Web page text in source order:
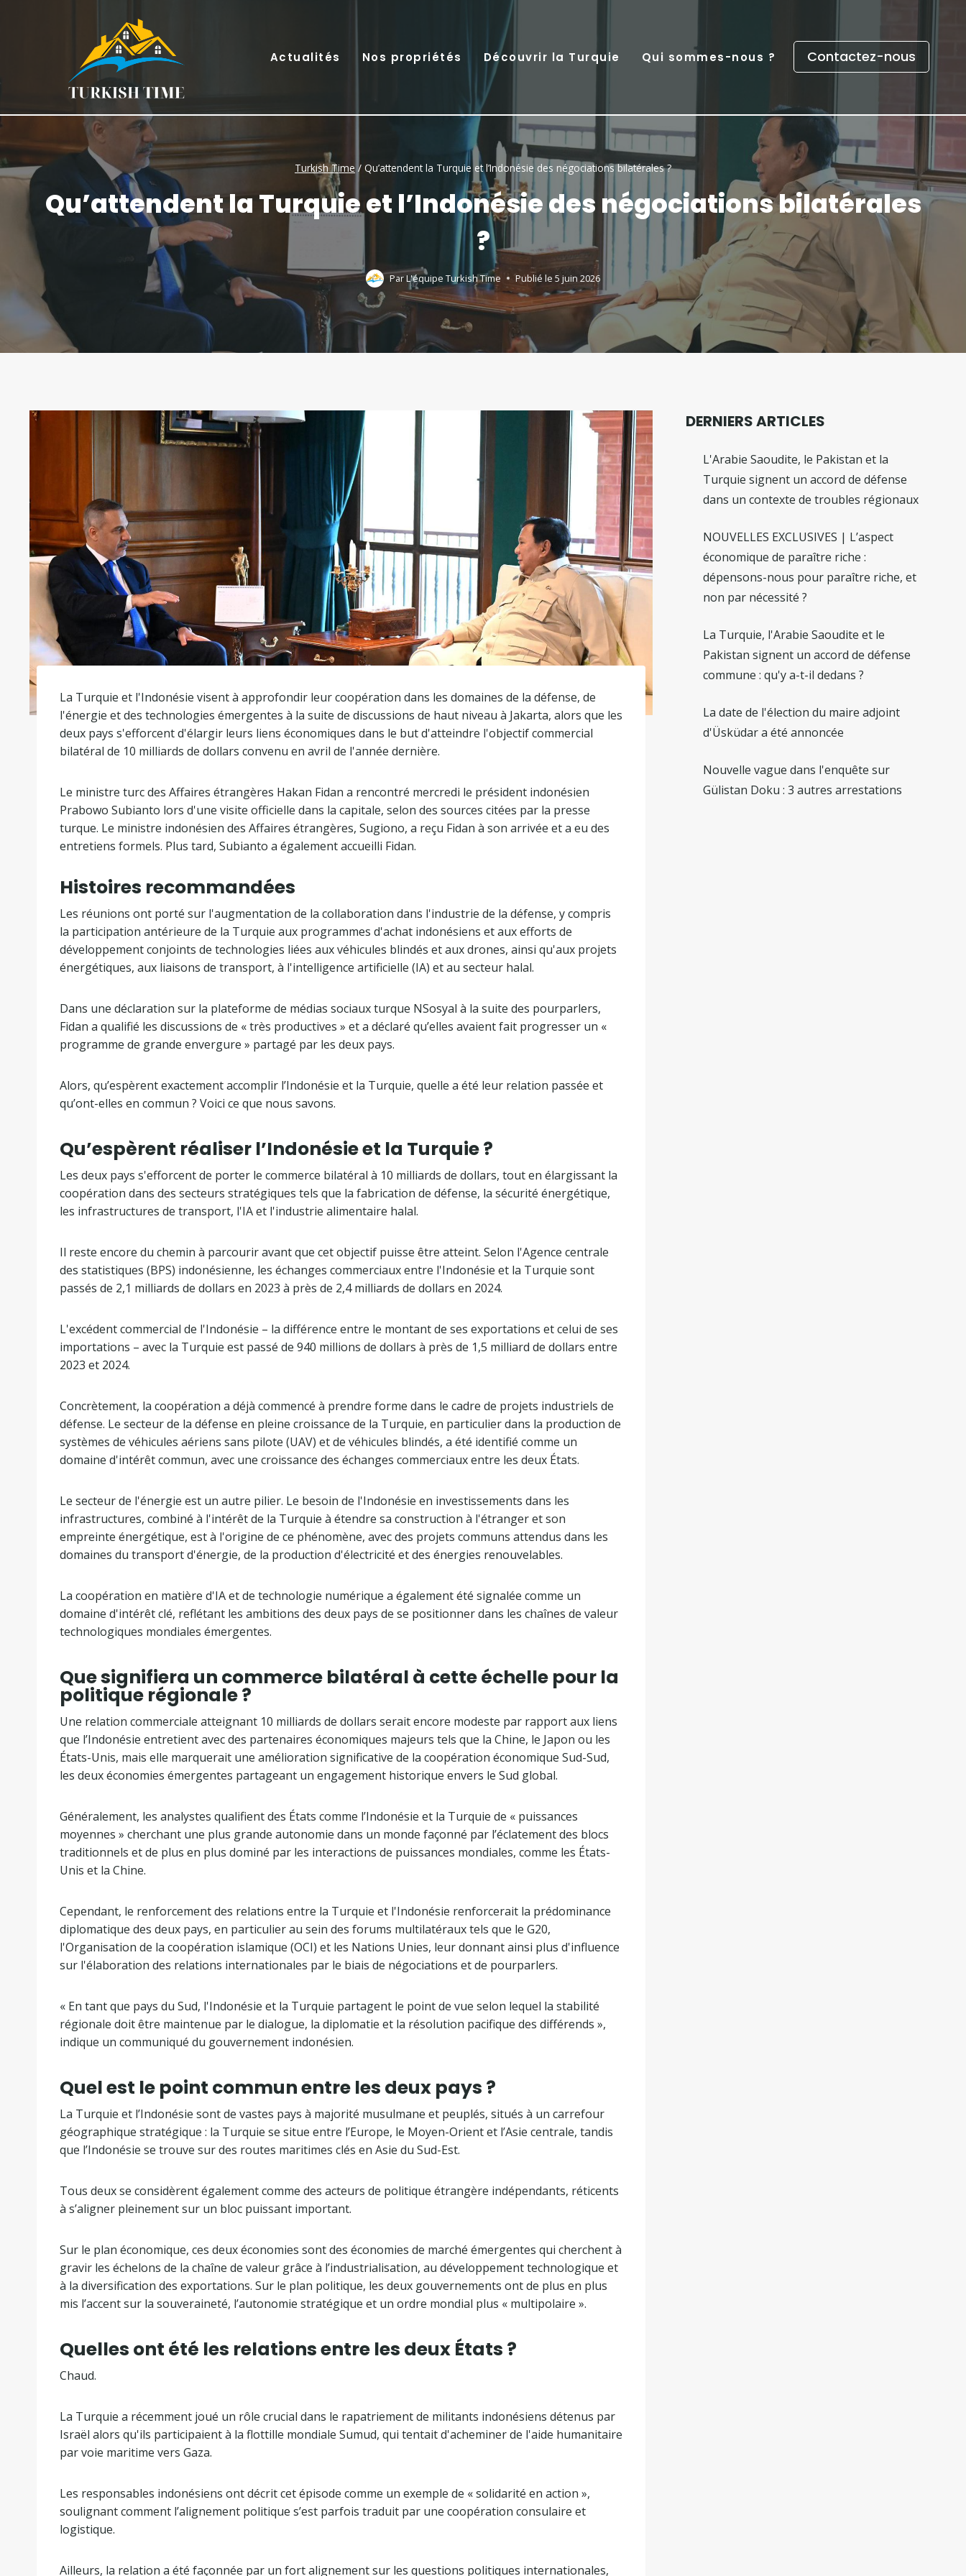
Actualités Nos propriétés Découvrir la Turquie Qui sommes-nous ? Contactez-nous
Turkish Time / Qu’attendent la Turquie et l’Indonésie des négociations bilatérales ?
Qu’attendent la Turquie et l’Indonésie des négociations bilatérales
?
ParL'équipe Turkish Time Publié le 5 juin 2026
La Turquie et l'Indonésie visent à approfondir leur coopération dans les domaines de la défense, de
l'énergie et des technologies émergentes à la suite de discussions de haut niveau à Jakarta, alors que les
deux pays s'efforcent d'élargir leurs liens économiques dans le but d'atteindre l'objectif commercial
bilatéral de 10 milliards de dollars convenu en avril de l'année dernière.
Le ministre turc des Affaires étrangères Hakan Fidan a rencontré mercredi le président indonésien
Prabowo Subianto lors d'une visite officielle dans la capitale, selon des sources citées par la presse
turque. Le ministre indonésien des Affaires étrangères, Sugiono, a reçu Fidan à son arrivée et a eu des
entretiens formels. Plus tard, Subianto a également accueilli Fidan.
Histoires recommandées
l
i
s
t
d
e
4
é
é
m
n
s
f
i
n
d
l
i
s
t
Les réunions ont porté sur l'augmentation de la collaboration dans l'industrie de la défense, y compris
la participation antérieure de la Turquie aux programmes d'achat indonésiens et aux efforts de
développement conjoints de technologies liées aux véhicules blindés et aux drones, ainsi qu'aux projets
énergétiques, aux liaisons de transport, à l'intelligence artificielle (IA) et au secteur halal.
Dans une déclaration sur la plateforme de médias sociaux turque NSosyal à la suite des pourparlers,
Fidan a qualifié les discussions de « très productives » et a déclaré qu’elles avaient fait progresser un «
programme de grande envergure » partagé par les deux pays.
Alors, qu’espèrent exactement accomplir l’Indonésie et la Turquie, quelle a été leur relation passée et
qu’ont-elles en commun ? Voici ce que nous savons.
Qu’espèrent réaliser l’Indonésie et la Turquie ?
Les deux pays s'efforcent de porter le commerce bilatéral à 10 milliards de dollars, tout en élargissant la
coopération dans des secteurs stratégiques tels que la fabrication de défense, la sécurité énergétique,
les infrastructures de transport, l'IA et l'industrie alimentaire halal.
Il reste encore du chemin à parcourir avant que cet objectif puisse être atteint. Selon l'Agence centrale
des statistiques (BPS) indonésienne, les échanges commerciaux entre l'Indonésie et la Turquie sont
passés de 2,1 milliards de dollars en 2023 à près de 2,4 milliards de dollars en 2024.
L'excédent commercial de l'Indonésie – la différence entre le montant de ses exportations et celui de ses
importations – avec la Turquie est passé de 940 millions de dollars à près de 1,5 milliard de dollars entre
2023 et 2024.
Concrètement, la coopération a déjà commencé à prendre forme dans le cadre de projets industriels de
défense. Le secteur de la défense en pleine croissance de la Turquie, en particulier dans la production de
systèmes de véhicules aériens sans pilote (UAV) et de véhicules blindés, a été identifié comme un
domaine d'intérêt commun, avec une croissance des échanges commerciaux entre les deux États.
Le secteur de l'énergie est un autre pilier. Le besoin de l'Indonésie en investissements dans les
infrastructures, combiné à l'intérêt de la Turquie à étendre sa construction à l'étranger et son
empreinte énergétique, est à l'origine de ce phénomène, avec des projets communs attendus dans les
domaines du transport d'énergie, de la production d'électricité et des énergies renouvelables.
La coopération en matière d'IA et de technologie numérique a également été signalée comme un
domaine d'intérêt clé, reflétant les ambitions des deux pays de se positionner dans les chaînes de valeur
technologiques mondiales émergentes.
Que signifiera un commerce bilatéral à cette échelle pour la
politique régionale ?
Une relation commerciale atteignant 10 milliards de dollars serait encore modeste par rapport aux liens
que l’Indonésie entretient avec des partenaires économiques majeurs tels que la Chine, le Japon ou les
États-Unis, mais elle marquerait une amélioration significative de la coopération économique Sud-Sud,
les deux économies émergentes partageant un engagement historique envers le Sud global.
Généralement, les analystes qualifient des États comme l’Indonésie et la Turquie de « puissances
moyennes » cherchant une plus grande autonomie dans un monde façonné par l’éclatement des blocs
traditionnels et de plus en plus dominé par les interactions de puissances mondiales, comme les États-
Unis et la Chine.
Cependant, le renforcement des relations entre la Turquie et l'Indonésie renforcerait la prédominance
diplomatique des deux pays, en particulier au sein des forums multilatéraux tels que le G20,
l'Organisation de la coopération islamique (OCI) et les Nations Unies, leur donnant ainsi plus d'influence
sur l'élaboration des relations internationales par le biais de négociations et de pourparlers.
« En tant que pays du Sud, l'Indonésie et la Turquie partagent le point de vue selon lequel la stabilité
régionale doit être maintenue par le dialogue, la diplomatie et la résolution pacifique des différends »,
indique un communiqué du gouvernement indonésien.
Quel est le point commun entre les deux pays ?
La Turquie et l’Indonésie sont de vastes pays à majorité musulmane et peuplés, situés à un carrefour
géographique stratégique : la Turquie se situe entre l’Europe, le Moyen-Orient et l’Asie centrale, tandis
que l’Indonésie se trouve sur des routes maritimes clés en Asie du Sud-Est.
Tous deux se considèrent également comme des acteurs de politique étrangère indépendants, réticents
à s’aligner pleinement sur un bloc puissant important.
Sur le plan économique, ces deux économies sont des économies de marché émergentes qui cherchent à
gravir les échelons de la chaîne de valeur grâce à l’industrialisation, au développement technologique et
à la diversification des exportations. Sur le plan politique, les deux gouvernements ont de plus en plus
mis l’accent sur la souveraineté, l’autonomie stratégique et un ordre mondial plus « multipolaire ».
Quelles ont été les relations entre les deux États ?
Chaud.
La Turquie a récemment joué un rôle crucial dans le rapatriement de militants indonésiens détenus par
Israël alors qu'ils participaient à la flottille mondiale Sumud, qui tentait d'acheminer de l'aide humanitaire
par voie maritime vers Gaza.
Les responsables indonésiens ont décrit cet épisode comme un exemple de « solidarité en action »,
soulignant comment l’alignement politique s’est parfois traduit par une coopération consulaire et
logistique.
Ailleurs, la relation a été façonnée par un fort alignement sur les questions politiques internationales,
DERNIERS ARTICLES
L'Arabie Saoudite, le Pakistan et la
Turquie signent un accord de défense
dans un contexte de troubles régionaux
NOUVELLES EXCLUSIVES | L’aspect
économique de paraître riche :
dépensons-nous pour paraître riche, et
non par nécessité ?
La Turquie, l'Arabie Saoudite et le
Pakistan signent un accord de défense
commune : qu'y a-t-il dedans ?
La date de l'élection du maire adjoint
d'Üsküdar a été annoncée
Nouvelle vague dans l'enquête sur
Gülistan Doku : 3 autres arrestations